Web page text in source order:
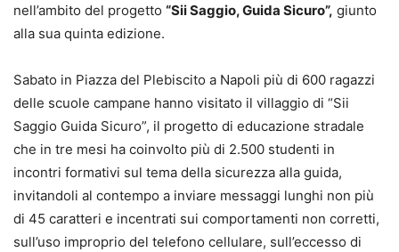
nell’ambito del progetto “Sii Saggio, Guida Sicuro”, giunto
alla sua quinta edizione.
Sabato in Piazza del Plebiscito a Napoli più di 600 ragazzi
delle scuole campane hanno visitato il villaggio di “Sii
Saggio Guida Sicuro”, il progetto di educazione stradale
che in tre mesi ha coinvolto più di 2.500 studenti in
incontri formativi sul tema della sicurezza alla guida,
invitandoli al contempo a inviare messaggi lunghi non più
di 45 caratteri e incentrati sui comportamenti non corretti,
sull’uso improprio del telefono cellulare, sull’eccesso di